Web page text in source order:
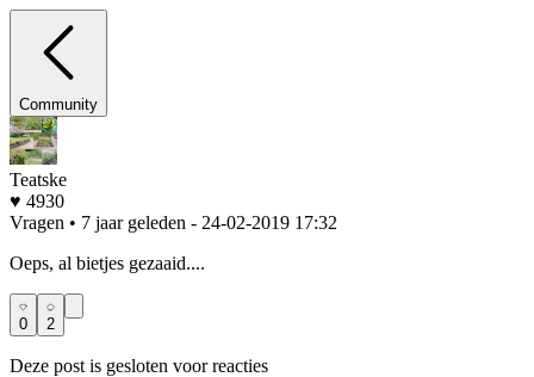
Community
Teatske
♥ 4930
Vragen • 7 jaar geleden - 24-02-2019 17:32
Oeps, al bietjes gezaaid....
0 2
Deze post is gesloten voor reacties